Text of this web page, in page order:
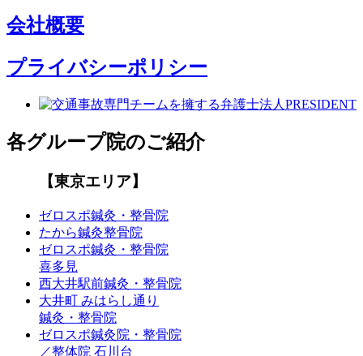
会社概要
プライバシーポリシー
各グループ院のご紹介
【東京エリア】
ゼロスポ鍼灸・整骨院
たから鍼灸整骨院
ゼロスポ鍼灸・整骨院
喜多見
西大井駅前鍼灸・整骨院
大井町 みはらし通り
鍼灸・整骨院
ゼロスポ鍼灸院・整骨院
／整体院 石川台